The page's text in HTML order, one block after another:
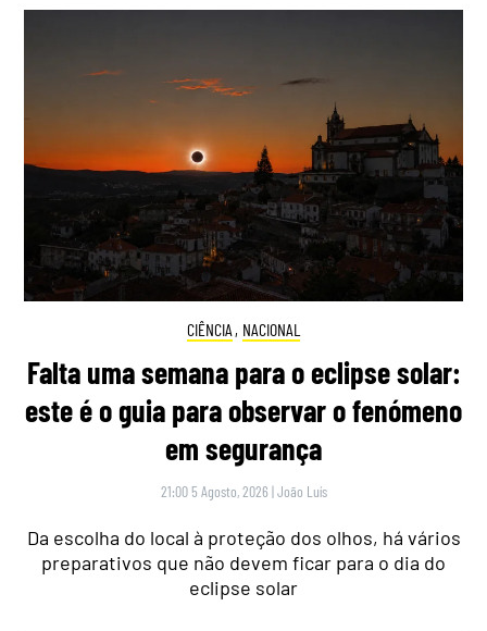
CIÊNCIA , NACIONAL
Falta uma semana para o eclipse solar:
este é o guia para observar o fenómeno
em segurança
21:00 5 Agosto, 2026 |João Luís
Da escolha do local à proteção dos olhos, há vários
preparativos que não devem ficar para o dia do
eclipse solar